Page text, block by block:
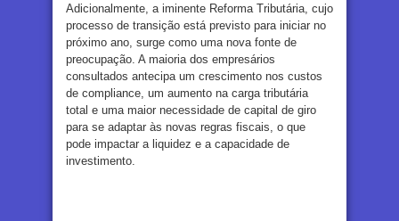
Adicionalmente, a iminente Reforma Tributária, cujo
processo de transição está previsto para iniciar no
próximo ano, surge como uma nova fonte de
preocupação. A maioria dos empresários
consultados antecipa um crescimento nos custos
de compliance, um aumento na carga tributária
total e uma maior necessidade de capital de giro
para se adaptar às novas regras fiscais, o que
pode impactar a liquidez e a capacidade de
investimento.